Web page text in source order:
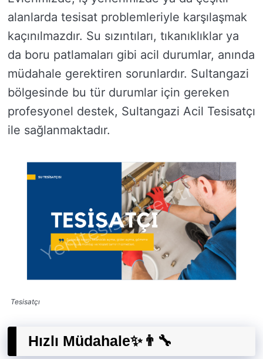
alanlarda tesisat problemleriyle karşılaşmak
kaçınılmazdır. Su sızıntıları, tıkanıklıklar ya
da boru patlamaları gibi acil durumlar, anında
müdahale gerektiren sorunlardır. Sultangazi
bölgesinde bu tür durumlar için gereken
profesyonel destek, Sultangazi Acil Tesisatçı
ile sağlanmaktadır.
Tesisatçı
Hızlı Müdahale✨👨‍🔧